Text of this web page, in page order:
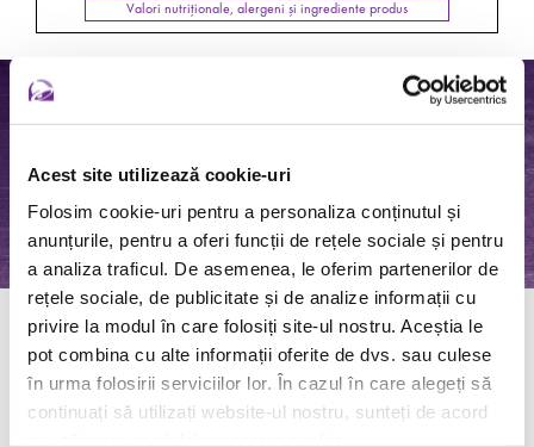
Acest site utilizează cookie-uri
Folosim cookie-uri pentru a personaliza conținutul și
anunțurile, pentru a oferi funcții de rețele sociale și pentru
a analiza traficul. De asemenea, le oferim partenerilor de
rețele sociale, de publicitate și de analize informații cu
privire la modul în care folosiți site-ul nostru. Aceștia le
pot combina cu alte informații oferite de dvs. sau culese
în urma folosirii serviciilor lor. În cazul în care alegeți să
continuați să utilizați website-ul nostru, sunteți de acord
Valori nutriționale, alergeni și ingrediente produs
NACHOS (PORŢIE
MEDIE)